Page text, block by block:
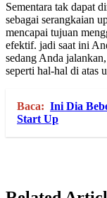
Sementara tak dapat
sebagai serangkaian
mencapai tujuan
efektif. jadi saat ini
sedang Anda
seperti hal-hal di atas
Baca: Ini Dia
Start Up